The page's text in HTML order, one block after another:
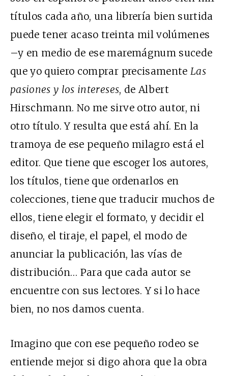
títulos cada año, una librería bien surtida
puede tener acaso treinta mil volúmenes
–y en medio de ese maremágnum sucede
que yo quiero comprar precisamente Las
pasiones y los intereses, de Albert
Hirschmann. No me sirve otro autor, ni
otro título. Y resulta que está ahí. En la
tramoya de ese pequeño milagro está el
editor. Que tiene que escoger los autores,
los títulos, tiene que ordenarlos en
colecciones, tiene que traducir muchos de
ellos, tiene elegir el formato, y decidir el
diseño, el tiraje, el papel, el modo de
anunciar la publicación, las vías de
distribución… Para que cada autor se
encuentre con sus lectores. Y si lo hace
bien, no nos damos cuenta.
Imagino que con ese pequeño rodeo se
entiende mejor si digo ahora que la obra